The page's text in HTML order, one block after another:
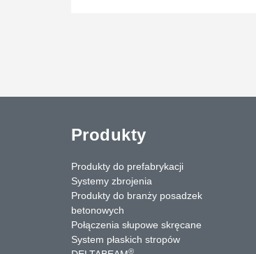
Produkty
Produkty do prefabrykacji
Systemy zbrojenia
Produkty do branży posadzek
betonowych
Połączenia słupowe skręcane
System płaskich stropów
®